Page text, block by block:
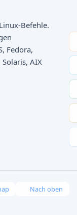
Befehle.
Fedora,
Solaris, AIX
Nach oben